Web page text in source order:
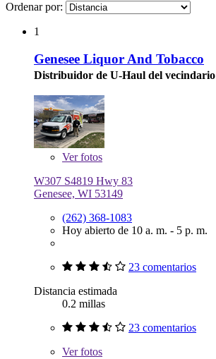
Ordenar por:
1
Genesee Liquor And Tobacco
Distribuidor de U-Haul del vecindario
Verfotos
W307 S4819 Hwy 83
Genesee, WI 53149
(262) 368-1083
Hoy abierto de 10 a. m. - 5 p. m.
23 comentarios
Distancia estimada
0.2 millas
23 comentarios
Verfotos